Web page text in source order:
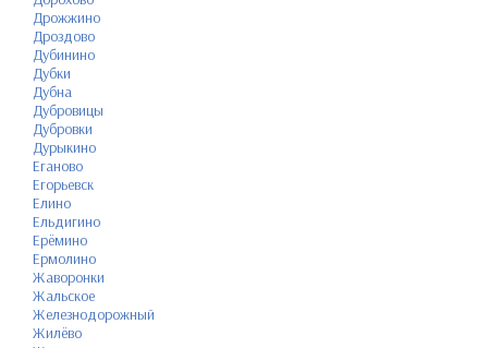
Дрожжино
Дроздово
Дубинино
Дубки
Дубна
Дубровицы
Дубровки
Дурыкино
Еганово
Егорьевск
Елино
Ельдигино
Ерёмино
Ермолино
Жаворонки
Жальское
Железнодорожный
Жилёво